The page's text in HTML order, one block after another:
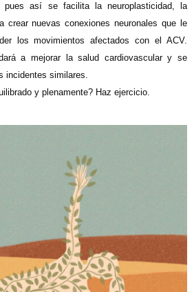
pues así se facilita la neuroplasticidad, la
crear nuevas conexiones neuronales que le
los movimientos afectados con el ACV.
a mejorar la salud cardiovascular y se
incidentes similares.
y plenamente? Haz ejercicio.